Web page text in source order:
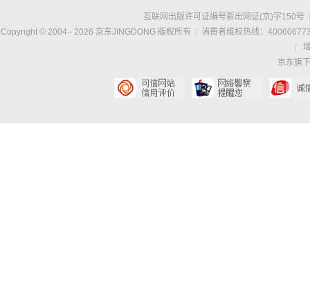
互联网出版许可证编号新出网证(京)字150号
Copyright © 2004 - 2026 京东JINGDONG 版权所有
消费者维权热线：
京东旗